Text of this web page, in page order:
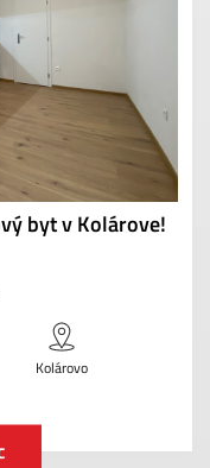
byt v Kolárove!
Kolárovo